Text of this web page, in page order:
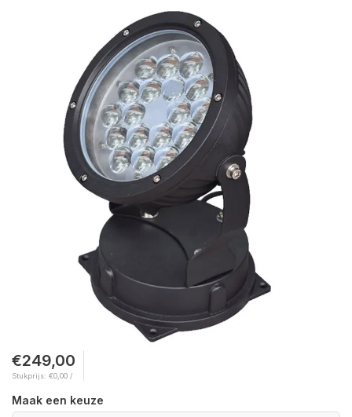
€249,00
Stukprijs: €0,00 /
Maak een keuze